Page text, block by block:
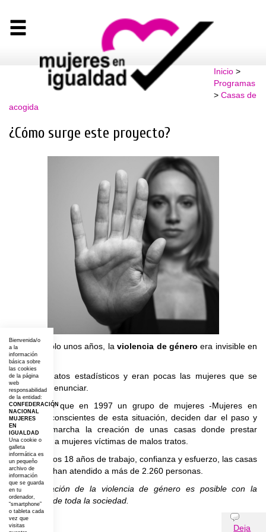
Inicio>
Programas
> Casas de
acogida
¿Cómo surge este proyecto?
Hace tan solo unos años, laviolencia de género era invisible en
España.
No había datos estadísticos y eran pocas las mujeres que se
atrevían a denunciar.
Es por eso que en 1997 un grupo de mujeres -Mujeres en
Igualdad-, conscientes de esta situación, deciden dar el paso y
poner en marcha la creación de unas casas donde prestar
alojamiento a mujeres víctimas de malos tratos.
Durante estos 18 años de trabajo, confianza y esfuerzo, las casas
de acogida han atendido a más de 2.260 personas.
La erradicación de la violencia de género es posible con la
implicación de toda la sociedad.
Opiniones
Deja
Bienvenida/o
a la
información
básica sobre
las cookies
de la página
web
responsabilidad
de la entidad:
CONFEDERACIÓN
NACIONAL
MUJERES
EN
IGUALDAD
Una cookie o
galleta
informática es
un pequeño
archivo de
información
que se guarda
en tu
ordenador,
“smartphone”
o tableta cada
vez que
visitas